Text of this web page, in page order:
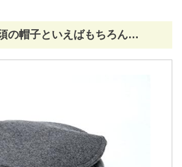
の帽子といえばもちろん…